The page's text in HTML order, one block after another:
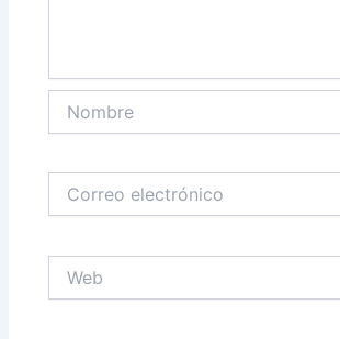
electrónico